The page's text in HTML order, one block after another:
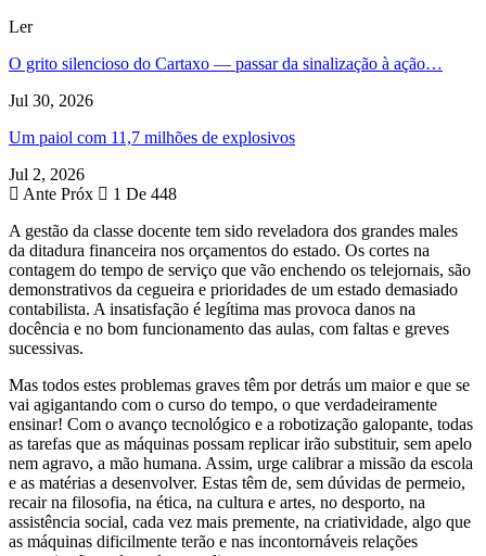
Ler
O grito silencioso do Cartaxo — passar da sinalização à ação…
Jul 30, 2026
Um paiol com 11,7 milhões de explosivos
Jul 2, 2026
Ante Próx
1 De 448
A gestão da classe docente tem sido reveladora dos grandes males
da ditadura financeira nos orçamentos do estado. Os cortes na
contagem do tempo de serviço que vão enchendo os telejornais, são
demonstrativos da cegueira e prioridades de um estado demasiado
contabilista. A insatisfação é legítima mas provoca danos na
docência e no bom funcionamento das aulas, com faltas e greves
sucessivas.
Mas todos estes problemas graves têm por detrás um maior e que se
vai agigantando com o curso do tempo, o que verdadeiramente
ensinar! Com o avanço tecnológico e a robotização galopante, todas
as tarefas que as máquinas possam replicar irão substituir, sem apelo
nem agravo, a mão humana. Assim, urge calibrar a missão da escola
e as matérias a desenvolver. Estas têm de, sem dúvidas de permeio,
recair na filosofia, na ética, na cultura e artes, no desporto, na
assistência social, cada vez mais premente, na criatividade, algo que
as máquinas dificilmente terão e nas incontornáveis relações